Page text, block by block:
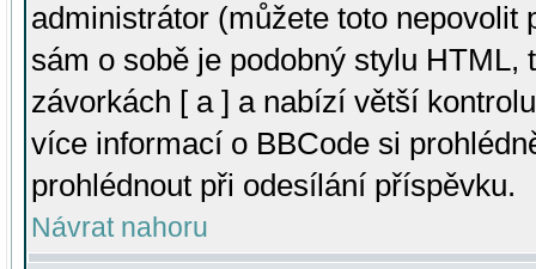
administrátor (můžete toto
sám o sobě je podobný stylu HTML,
závorkách [ a ] a nabízí větší
více informací o BBCode si
prohlédnout při odesílání příspěvku.
Návrat nahoru